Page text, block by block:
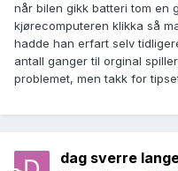
når bilen gikk batteri tom en
kjørecomputeren klikka så
hadde han erfart selv
antall ganger til orginal
problemet, men takk for
dag sverre